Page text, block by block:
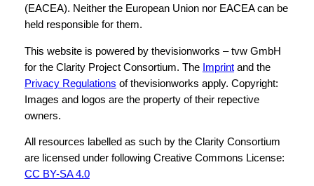
(EACEA). Neither the European Union nor EACEA can be
held responsible for them.
This website is powered by thevisionworks – tvw GmbH
for the Clarity Project Consortium. The Imprintand the
Privacy Regulations of thevisionworks apply. Copyright:
Images and logos are the property of their repective
owners.
All resources labelled as such by the Clarity Consortium
are licensed under following Creative Commons License:
CC BY-SA 4.0